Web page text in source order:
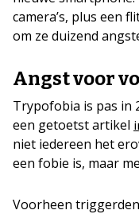
camera’s, plus een
om ze duizend
Angst voor
Trypofobia is pas in
een getoetst artikel
niet iedereen het
een fobie is, maar
Voorheen